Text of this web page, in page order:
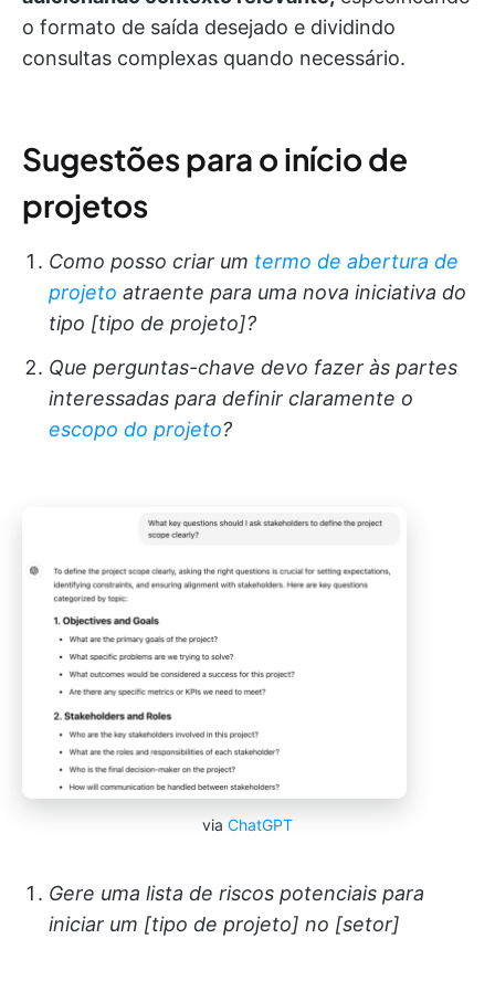
o formato de saída desejado e dividindo
consultas complexas quando necessário.
Sugestões para o início de
projetos
Como posso criar um termo de abertura de
projeto atraente para uma nova iniciativa do
tipo [tipo de projeto]?
Que perguntas-chave devo fazer às partes
interessadas para definir claramente o
escopo do projeto?
via ChatGPT
Gere uma lista de riscos potenciais para
iniciar um [tipo de projeto] no [setor]